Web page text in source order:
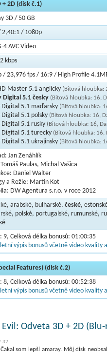
2D (disk č.1)
3D / 50 GB
2,40:1 / 1080p
4 AVC Video
kbps
/ 23,976 fps / 16:9 / High Profile
Master 5.1 anglicky (Bitová hloubka:
Digital 5.1 česky (Bitová hloubka: 16,
Digital 5.1 maďarsky (Bitová hloubka:
Digital 5.1 polsky (Bitová hloubka: 16,
Digital 5.1 rusky (Bitová hloubka: 16,
Digital 5.1 turecky (Bitová hloubka: 16,
Digital 5.1 ukrajinsky (Bitová hloubka:
Jan Zenáhlík
Paulas, Michal Vašica
Daniel Walter
a Režie: Martin Kot
DW Agentura s.r.o. v roce 2012
arabské, bulharské, české,
polské, portugalské, rumunské,
9, Celková délka bonusů: 01:00:35
výpis bonusů včetně video kvality
Features) (disk č.2)
8, Celková délka bonusů: 00:52:38
výpis bonusů včetně video kvality
Odveta 3D + 2D (Blu-
som lepší amaray. Môj disk